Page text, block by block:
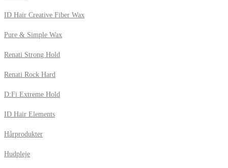
ID Hair Creative Fiber Wax
Pure & Simple Wax
Renati Strong Hold
Renati Rock Hard
D:Fi Extreme Hold
ID Hair Elements
Hårprodukter
Hudpleje